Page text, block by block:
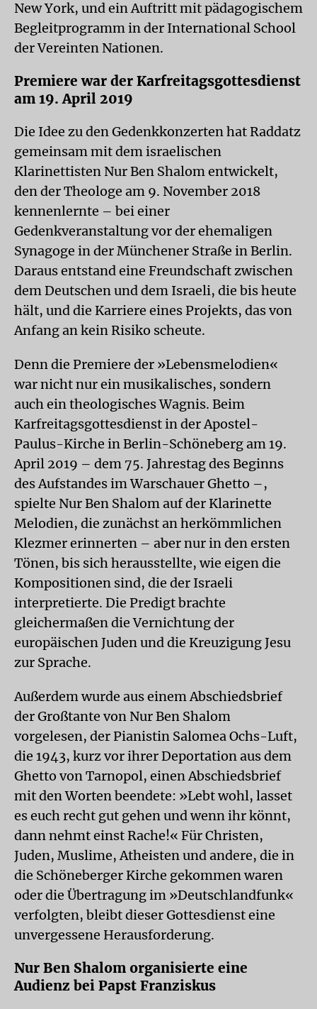
New York, und ein Auftritt mit pädagogischem
Begleitprogramm in der International School
der Vereinten Nationen.
Premiere war der Karfreitagsgottesdienst
am 19. April 2019
Die Idee zu den Gedenkkonzerten hat Raddatz
gemeinsam mit dem israelischen
Klarinettisten Nur Ben Shalom entwickelt,
den der Theologe am 9. November 2018
kennenlernte – bei einer
Gedenkveranstaltung vor der ehemaligen
Synagoge in der Münchener Straße in Berlin.
Daraus entstand eine Freundschaft zwischen
dem Deutschen und dem Israeli, die bis heute
hält, und die Karriere eines Projekts, das von
Anfang an kein Risiko scheute.
Denn die Premiere der »Lebensmelodien«
war nicht nur ein musikalisches, sondern
auch ein theologisches Wagnis. Beim
Karfreitagsgottesdienst in der Apostel-
Paulus-Kirche in Berlin-Schöneberg am 19.
April 2019 – dem 75. Jahrestag des Beginns
des Aufstandes im Warschauer Ghetto –,
spielte Nur Ben Shalom auf der Klarinette
Melodien, die zunächst an herkömmlichen
Klezmer erinnerten – aber nur in den ersten
Tönen, bis sich herausstellte, wie eigen die
Kompositionen sind, die der Israeli
interpretierte. Die Predigt brachte
gleichermaßen die Vernichtung der
europäischen Juden und die Kreuzigung Jesu
zur Sprache.
Außerdem wurde aus einem Abschiedsbrief
der Großtante von Nur Ben Shalom
vorgelesen, der Pianistin Salomea Ochs-Luft,
die 1943, kurz vor ihrer Deportation aus dem
Ghetto von Tarnopol, einen Abschiedsbrief
mit den Worten beendete: »Lebt wohl, lasset
es euch recht gut gehen und wenn ihr könnt,
dann nehmt einst Rache!« Für Christen,
Juden, Muslime, Atheisten und andere, die in
die Schöneberger Kirche gekommen waren
oder die Übertragung im »Deutschlandfunk«
verfolgten, bleibt dieser Gottesdienst eine
unvergessene Herausforderung.
Nur Ben Shalom organisierte eine
Audienz bei Papst Franziskus